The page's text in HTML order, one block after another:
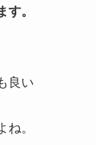
。
良い
。